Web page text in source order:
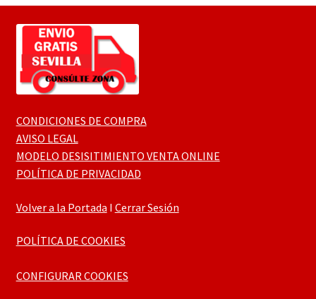
CONDICIONES DE COMPRA
AVISO LEGAL
MODELO DESISITIMIENTO VENTA ONLINE
POLÍTICA DE PRIVACIDAD
Volver a la Portada I Cerrar Sesión
POLÍTICA DE COOKIES
CONFIGURAR COOKIES